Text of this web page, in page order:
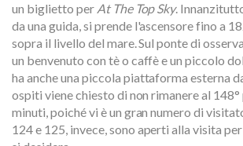
un biglietto per At The Top Sky.
da una guida, si prende l'ascensore fino a
sopra il livello del mare. Sul ponte di
un benvenuto con tè o caffè e un piccolo
ha anche una piccola piattaforma esterna
ospiti viene chiesto di non rimanere al
minuti, poiché vi è un gran numero di
124 e 125, invece, sono aperti alla visita